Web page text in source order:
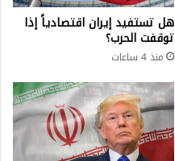
هل تستفيد إيران اقتصادياً إذا
توقفت الحرب؟
منذ 4 ساعات